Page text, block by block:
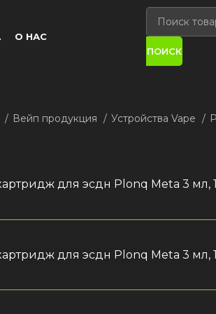
О НАС
ПОИСК
Вейп продукция Устройства Vape
для эсдн Plonq Meta 3 мл,
для эсдн Plonq Meta 3 мл,